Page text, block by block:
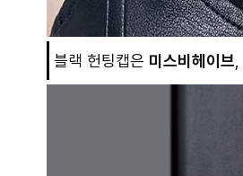
블랙 헌팅캡은 미스비헤이브